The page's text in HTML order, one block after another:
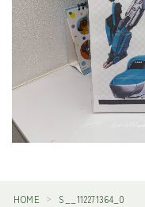
HOME ＞ S__112271364_0